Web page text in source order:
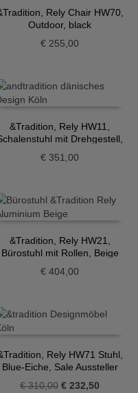
Rely Chair HW70,
Outdoor, black
€ 255,00
&Tradition, Rely HW11,
mit Drehgestell,
€ 351,00
&Tradition, Rely HW21,
Bürostuhl mit Rollen, Beige
€ 404,00
Rely HW71 Stuhl,
Blue-Eiche, Sale Aussteller
€310,00 Ursprünglicher
€ 232,50